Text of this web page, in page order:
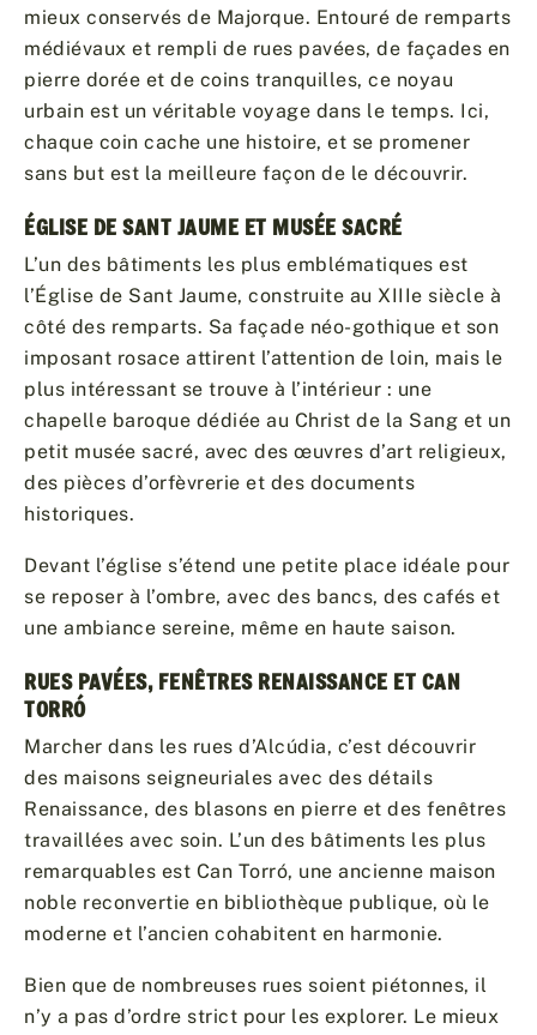
mieux conservés de Majorque. Entouré de remparts
médiévaux et rempli de rues pavées, de façades en
pierre dorée et de coins tranquilles, ce noyau
urbain est un véritable voyage dans le temps. Ici,
chaque coin cache une histoire, et se promener
sans but est la meilleure façon de le découvrir.
ÉGLISE DE SANT JAUME ET MUSÉE SACRÉ
L’un des bâtiments les plus emblématiques est
l’Église de Sant Jaume, construite au XIIIe siècle à
côté des remparts. Sa façade néo-gothique et son
imposant rosace attirent l’attention de loin, mais le
plus intéressant se trouve à l’intérieur : une
chapelle baroque dédiée au Christ de la Sang et un
petit musée sacré, avec des œuvres d’art religieux,
des pièces d’orfèvrerie et des documents
historiques.
Devant l’église s’étend une petite place idéale pour
se reposer à l’ombre, avec des bancs, des cafés et
une ambiance sereine, même en haute saison.
RUES PAVÉES, FENÊTRES RENAISSANCE ET CAN
TORRÓ
Marcher dans les rues d’Alcúdia, c’est découvrir
des maisons seigneuriales avec des détails
Renaissance, des blasons en pierre et des fenêtres
travaillées avec soin. L’un des bâtiments les plus
remarquables est Can Torró, une ancienne maison
noble reconvertie en bibliothèque publique, où le
moderne et l’ancien cohabitent en harmonie.
Bien que de nombreuses rues soient piétonnes, il
n’y a pas d’ordre strict pour les explorer. Le mieux